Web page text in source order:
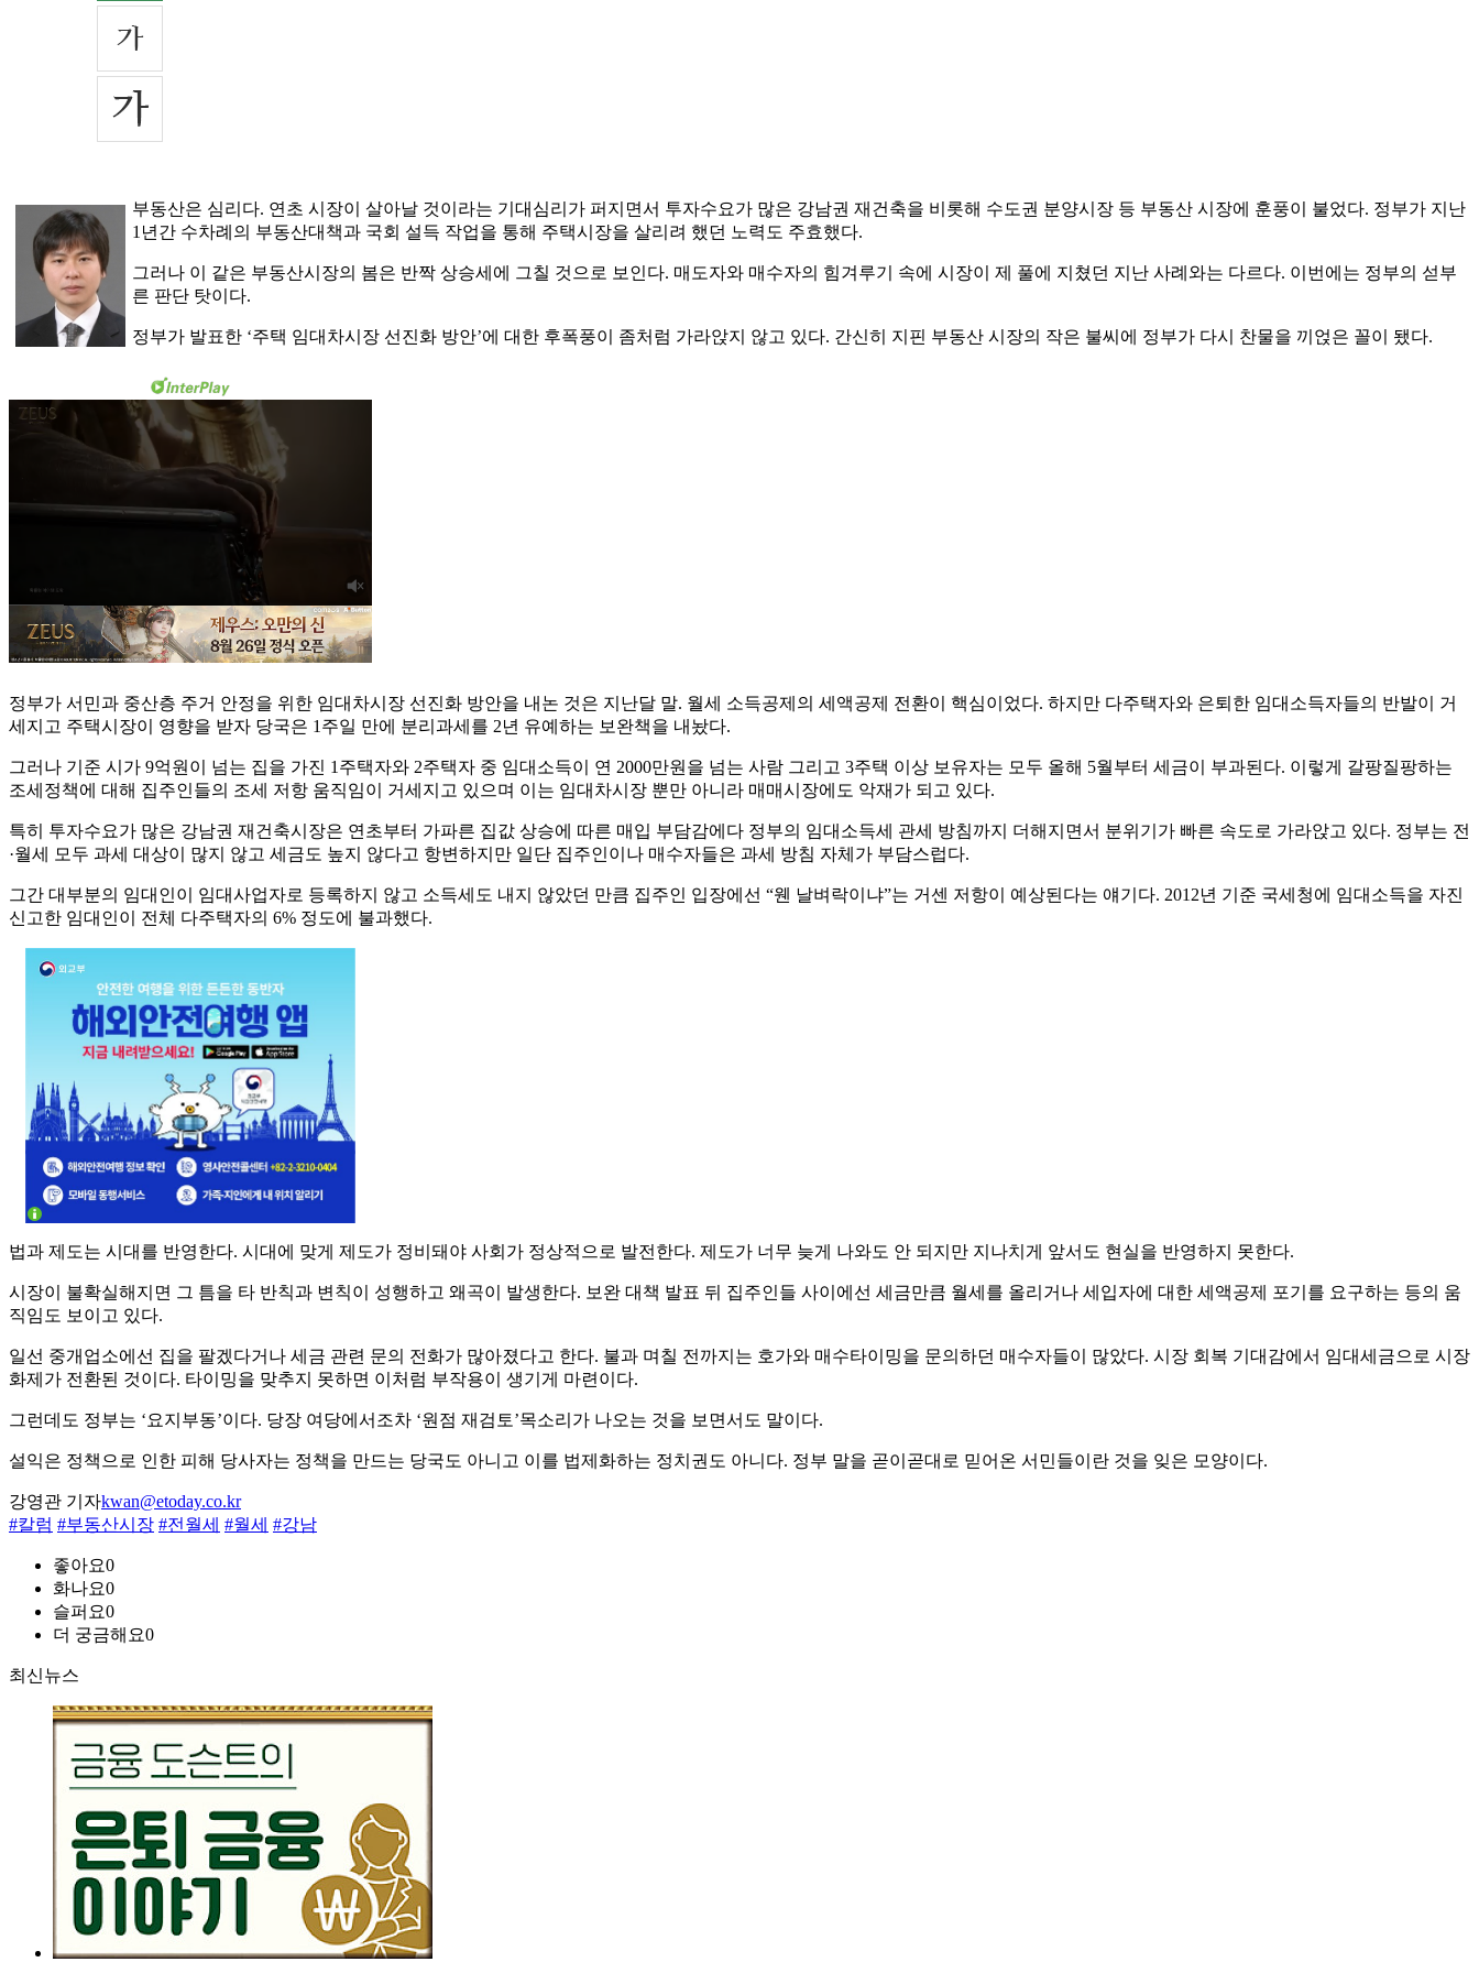
부동산은 심리다. 연초 시장이 살아날 것이라는 기대심리가 퍼지면서 투자수요가 많은 강남권 재건축을 비롯해 수도권 분양시장 등 부동산 시장에 훈풍이 불었다. 정부가 지난
1년간 수차례의 부동산대책과 국회 설득 작업을 통해 주택시장을 살리려 했던 노력도 주효했다.
그러나 이 같은 부동산시장의 봄은 반짝 상승세에 그칠 것으로 보인다. 매도자와 매수자의 힘겨루기 속에 시장이 제 풀에 지쳤던 지난 사례와는 다르다. 이번에는 정부의 섣부
른 판단 탓이다.
정부가 발표한 ‘주택 임대차시장 선진화 방안’에 대한 후폭풍이 좀처럼 가라앉지 않고 있다. 간신히 지핀 부동산 시장의 작은 불씨에 정부가 다시 찬물을 끼얹은 꼴이 됐다.
정부가 서민과 중산층 주거 안정을 위한 임대차시장 선진화 방안을 내논 것은 지난달 말. 월세 소득공제의 세액공제 전환이 핵심이었다. 하지만 다주택자와 은퇴한 임대소득자들의 반발이 거
세지고 주택시장이 영향을 받자 당국은 1주일 만에 분리과세를 2년 유예하는 보완책을 내놨다.
그러나 기준 시가 9억원이 넘는 집을 가진 1주택자와 2주택자 중 임대소득이 연 2000만원을 넘는 사람 그리고 3주택 이상 보유자는 모두 올해 5월부터 세금이 부과된다. 이렇게 갈팡질팡하는
조세정책에 대해 집주인들의 조세 저항 움직임이 거세지고 있으며 이는 임대차시장 뿐만 아니라 매매시장에도 악재가 되고 있다.
특히 투자수요가 많은 강남권 재건축시장은 연초부터 가파른 집값 상승에 따른 매입 부담감에다 정부의 임대소득세 관세 방침까지 더해지면서 분위기가 빠른 속도로 가라앉고 있다. 정부는 전
·월세 모두 과세 대상이 많지 않고 세금도 높지 않다고 항변하지만 일단 집주인이나 매수자들은 과세 방침 자체가 부담스럽다.
그간 대부분의 임대인이 임대사업자로 등록하지 않고 소득세도 내지 않았던 만큼 집주인 입장에선 “웬 날벼락이냐”는 거센 저항이 예상된다는 얘기다. 2012년 기준 국세청에 임대소득을 자진
신고한 임대인이 전체 다주택자의 6% 정도에 불과했다.
법과 제도는 시대를 반영한다. 시대에 맞게 제도가 정비돼야 사회가 정상적으로 발전한다. 제도가 너무 늦게 나와도 안 되지만 지나치게 앞서도 현실을 반영하지 못한다.
시장이 불확실해지면 그 틈을 타 반칙과 변칙이 성행하고 왜곡이 발생한다. 보완 대책 발표 뒤 집주인들 사이에선 세금만큼 월세를 올리거나 세입자에 대한 세액공제 포기를 요구하는 등의 움
직임도 보이고 있다.
일선 중개업소에선 집을 팔겠다거나 세금 관련 문의 전화가 많아졌다고 한다. 불과 며칠 전까지는 호가와 매수타이밍을 문의하던 매수자들이 많았다. 시장 회복 기대감에서 임대세금으로 시장
화제가 전환된 것이다. 타이밍을 맞추지 못하면 이처럼 부작용이 생기게 마련이다.
그런데도 정부는 ‘요지부동’이다. 당장 여당에서조차 ‘원점 재검토’목소리가 나오는 것을 보면서도 말이다.
설익은 정책으로 인한 피해 당사자는 정책을 만드는 당국도 아니고 이를 법제화하는 정치권도 아니다. 정부 말을 곧이곧대로 믿어온 서민들이란 것을 잊은 모양이다.
강영관 기자kwan@etoday.co.kr
#칼럼 #부동산시장 #전월세 #월세 #강남
좋아요0
화나요0
슬퍼요0
더 궁금해요0
최신뉴스